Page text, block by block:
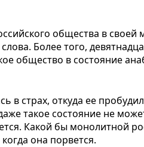
общества в своей
Более того,
общество в состояние
в страх, откуда ее
такое состояние не
Какой бы монолитной
она порвется.